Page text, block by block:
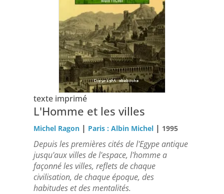
texte imprimé
L'Homme et les villes
Michel Ragon | Paris : Albin Michel | 1995
Depuis les premières cités de l'Egype antique
jusqu'aux villes de l'espace, l'homme a
façonné les villes, reflets de chaque
civilisation, de chaque époque, des
habitudes et des mentalités.